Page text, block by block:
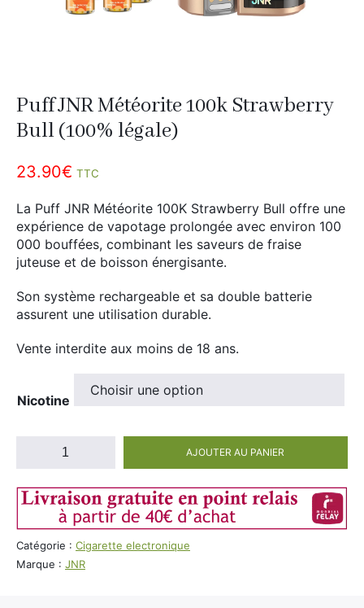
Puff JNR Météorite 100k Strawberry
Bull (100% légale)
23.90€ TTC
La Puff JNR Météorite 100K Strawberry Bull offre une
expérience de vapotage prolongée avec environ 100
000 bouffées, combinant les saveurs de fraise
juteuse et de boisson énergisante.
Son système rechargeable et sa double batterie
assurent une utilisation durable.
Vente interdite aux moins de 18 ans.
Nicotine
quantité
JNR
Météorite
100k
Strawberry
Bull
AJOUTER AU PANIER
Catégorie : Cigarette electronique
Marque : JNR
Cristal Puff
100ml
Salé
Sucré